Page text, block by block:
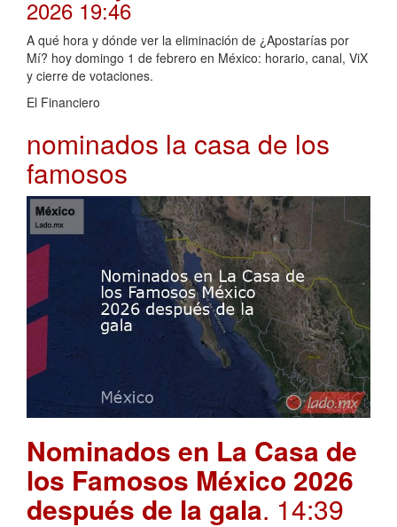
2026 19:46
A qué hora y dónde ver la eliminación de ¿Apostarías por
Mí? hoy domingo 1 de febrero en México: horario, canal, ViX
y cierre de votaciones.
El Financiero
nominados la casa de los
famosos
Nominados en La Casa de
los Famosos México 2026
después de la gala. 14:39